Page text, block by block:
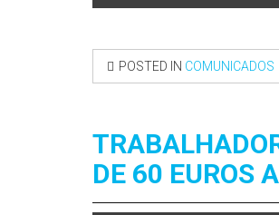
POSTED IN COMUNICADOS
DE 60 EUROS